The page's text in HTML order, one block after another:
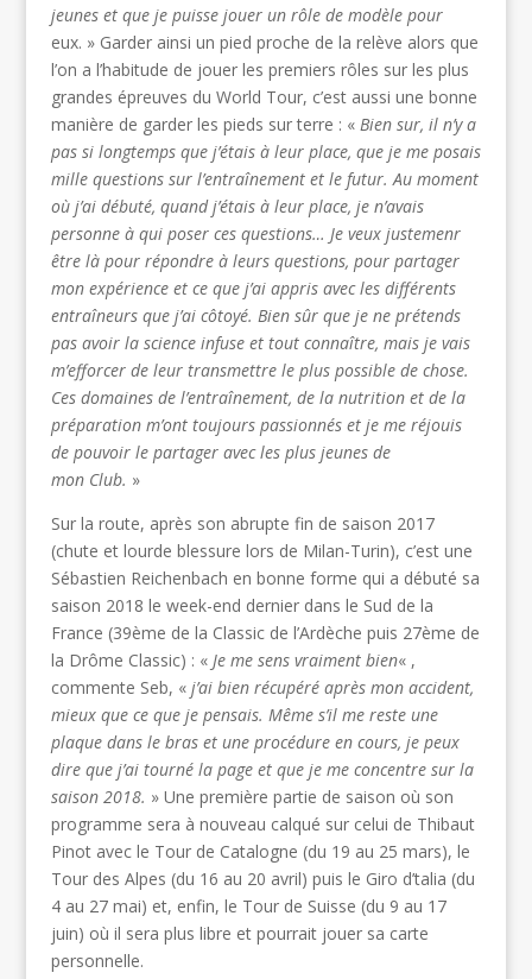
jeunes et que je puisse jouer un rôle de modèle pour
eux. » Garder ainsi un pied proche de la relève alors que
l’on a l’habitude de jouer les premiers rôles sur les plus
grandes épreuves du World Tour, c’est aussi une bonne
manière de garder les pieds sur terre : « Bien sur, il n’y a
pas si longtemps que j’étais à leur place, que je me posais
mille questions sur l’entraînement et le futur. Au moment
où j’ai débuté, quand j’étais à leur place, je n’avais
personne à qui poser ces questions… Je veux justemenr
être là pour répondre à leurs questions, pour partager
mon expérience et ce que j’ai appris avec les différents
entraîneurs que j’ai côtoyé. Bien sûr que je ne prétends
pas avoir la science infuse et tout connaître, mais je vais
m’efforcer de leur transmettre le plus possible de chose.
Ces domaines de l’entraînement, de la nutrition et de la
préparation m’ont toujours passionnés et je me réjouis
de pouvoir le partager avec les plus jeunes de
mon Club. »
Sur la route, après son abrupte fin de saison 2017
(chute et lourde blessure lors de Milan-Turin), c’est une
Sébastien Reichenbach en bonne forme qui a débuté sa
saison 2018 le week-end dernier dans le Sud de la
France (39ème de la Classic de l’Ardèche puis 27ème de
la Drôme Classic) : « Je me sens vraiment bien« ,
commente Seb, « j’ai bien récupéré après mon accident,
mieux que ce que je pensais. Même s’il me reste une
plaque dans le bras et une procédure en cours, je peux
dire que j’ai tourné la page et que je me concentre sur la
saison 2018. » Une première partie de saison où son
programme sera à nouveau calqué sur celui de Thibaut
Pinot avec le Tour de Catalogne (du 19 au 25 mars), le
Tour des Alpes (du 16 au 20 avril) puis le Giro d’talia (du
4 au 27 mai) et, enfin, le Tour de Suisse (du 9 au 17
juin) où il sera plus libre et pourrait jouer sa carte
personnelle.